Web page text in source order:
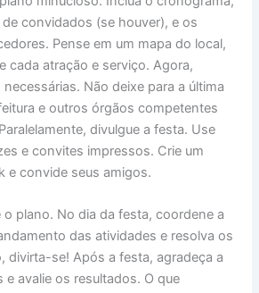
convidados (se houver), e os
Pense em um mapa do local,
cada atração e serviço. Agora,
Não deixe para a última
e outros órgãos competentes
divulgue a festa. Use
e convites impressos. Crie um
e convide seus amigos.
o plano. No dia da festa, coordene a
das atividades e resolva os
divirta-se! Após a festa, agradeça a
avalie os resultados. O que